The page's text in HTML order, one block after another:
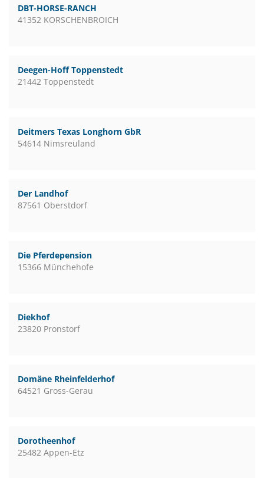
DBT-HORSE-RANCH
41352 KORSCHENBROICH
Deegen-Hoff Toppenstedt
21442 Toppenstedt
Deitmers Texas Longhorn GbR
54614 Nimsreuland
Der Landhof
87561 Oberstdorf
Die Pferdepension
15366 Münchehofe
Diekhof
23820 Pronstorf
Domäne Rheinfelderhof
64521 Gross-Gerau
Dorotheenhof
25482 Appen-Etz